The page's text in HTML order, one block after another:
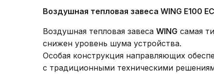
Воздушная тепловая завеса WING E100
Воздушная тепловая завеса WING самая
снижен уровень шума устройства.
Особая конструкция направляющих
с традиционными техническими